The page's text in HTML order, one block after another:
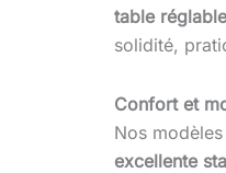
table
solidité,
Confort et
Nos
excellente